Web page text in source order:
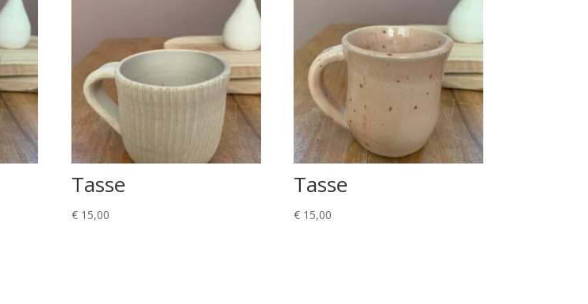
Tasse
€15,00
Tasse
€15,00